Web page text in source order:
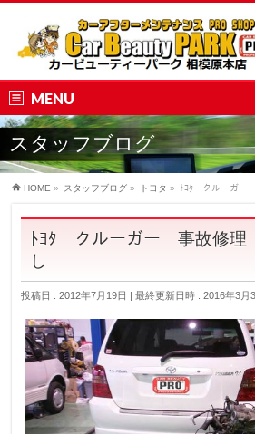
MENU
スタッフブログ
HOME » スタッフブログ » トヨタ » ﾄﾖﾀ クルーガー
ﾄﾖﾀ クルーガー 事故修理
し
投稿日 : 2012年7月19日 最終更新日時 : 2016年3月